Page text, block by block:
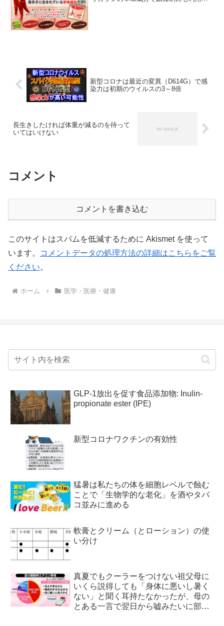
新型コロナは最近の変異（D614G）で感
染力は初期のウイルスの3～8倍
長生きしたければ体重が減るのを待って
いてはいけない
コメント
コメントを書き込む
このサイトはスパムを低減するために Akismet を使って
います。
コメントデータの処理方法の詳細はこちらをご覧
ください。
ホーム 医学・医療・健康
GLP-1放出を促す食品添加物: Inulin-
propionate ester (IPE)
新型コロナワクチンの有効性
猛暑は私たちの体を細胞レベルで蝕む
ことで「生物学的な老化」を酒やタバ
コ並みに進める
軟膏とクリーム（とローション）の使
い分け
真夏でもクーラーをつけない祖父母に
いくら説得しても「身体に悪いし暑く
ない」と聞く耳持たなかったが、母の
とある一言で翌日から嘘みたいに部屋